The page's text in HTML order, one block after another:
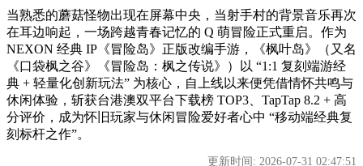
当熟悉的蘑菇怪物出现在屏幕中央，当射手村的背景音乐再次
在耳边响起，一场跨越青春记忆的 Q 萌冒险正式重启。作为
NEXON 经典 IP《冒险岛》正版改编手游，《枫叶岛》（又名
《口袋枫之谷》《冒险岛：枫之传说》）以 “1:1 复刻端游经
典 + 轻量化创新玩法” 为核心，自上线以来便凭借情怀共鸣与
休闲体验，斩获台港澳双平台下载榜 TOP3、TapTap 8.2 + 高
分评价，成为怀旧玩家与休闲冒险爱好者心中 “移动端经典复
刻标杆之作”。
更新时间: 2026-07-31 02:47:51